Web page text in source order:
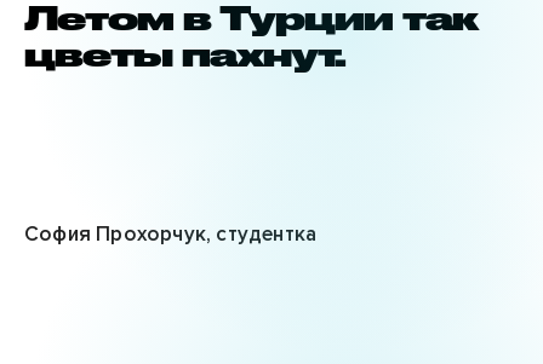
Летом в Турции так
цветы пахнут.
София Прохорчук, студентка